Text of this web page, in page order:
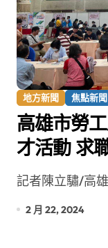
地方新聞 焦點新聞
高雄市勞
才活動 求職徵才「龍」順
利記者陳立驌/高
2 月 22, 2024